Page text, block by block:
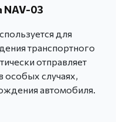
NAV-03
для
транспортного
отправляет
особых случаях,
автомобиля.